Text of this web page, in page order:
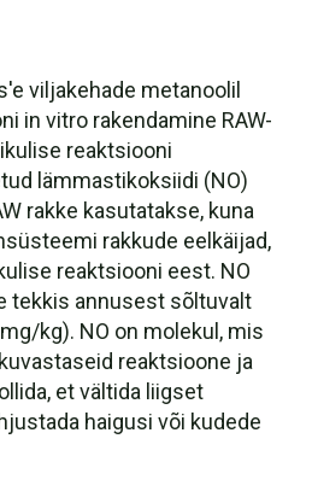
viljakehade metanoolil
in vitro rakendamine RAW-
reaktsiooni
lämmastikoksiidi (NO)
rakke kasutatakse, kuna
rakkude eelkäijad,
reaktsiooni eest. NO
tekkis annusest sõltuvalt
kg). NO on molekul, mis
reaktsioone ja
et vältida liigset
haigusi või kudede